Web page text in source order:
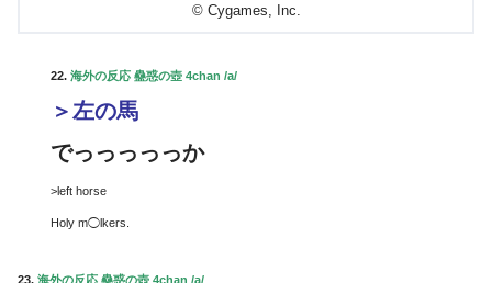
© Cygames, Inc.
22. 海外の反応 蠱惑の壺 4chan /a/
＞左の馬
でっっっっっか
>left horse
Holy m◯lkers.
23. 海外の反応 蠱惑の壺 4chan /a/